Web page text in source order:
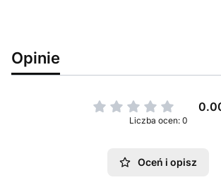
Opinie
Liczba ocen: 0
Oceń i opisz